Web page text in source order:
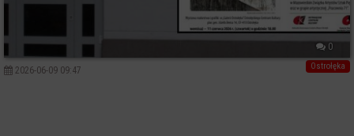
0
Ostrołęka
2026-06-09 09:47